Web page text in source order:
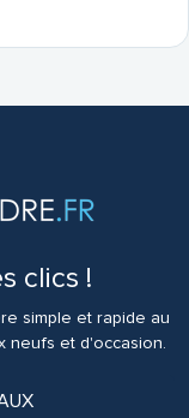
clics !
simple et rapide au
neufs et d'occasion.